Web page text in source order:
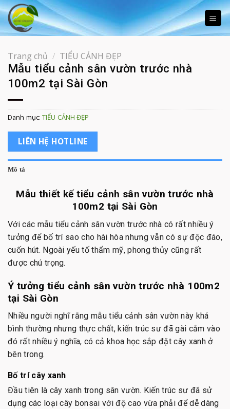
Skip
to
content
Trang chủ / TIỂU CẢNH ĐẸP
Mẫu tiểu cảnh sân vườn trước nhà
100m2 tại Sài Gòn
Danh mục: TIỂU CẢNH ĐẸP
LIÊN HỆ HOTLINE
Mô tả
Mẫu thiết kế tiểu cảnh sân vườn trước nhà
100m2 tại Sài Gòn
Với các mẫu tiểu cảnh sân vườn trước nhà có rất nhiều ý
tưởng để bố trí sao cho hài hòa nhưng vẫn có sự độc đáo,
cuốn hút. Ngoài yếu tố thẩm mỹ, phong thủy cũng rất
được chú trọng.
Ý tưởng tiểu cảnh sân vườn trước nhà 100m2
tại Sài Gòn
Nhiều người nghĩ rằng mẫu tiểu cảnh sân vườn này khá
bình thường nhưng thực chất, kiến trúc sư đã gài cắm vào
đó rất nhiều ý nghĩa, có cả khoa học sắp đặt cây xanh ở
bên trong.
Bố trí cây xanh
Đầu tiên là cây xanh trong sân vườn. Kiến trúc sư đã sử
dụng các loại cây bonsai với độ cao vừa phải để dễ dàng